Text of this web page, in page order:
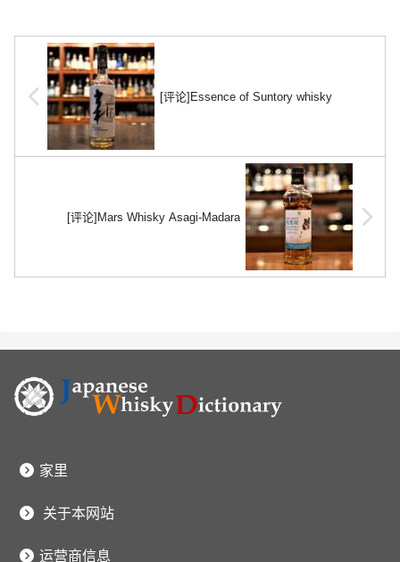
[评论]Essence of Suntory whisky
[评论]Mars Whisky Asagi-Madara
家里
关于本网站
运营商信息